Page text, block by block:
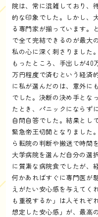
院は、常に混雑しており、
的な印象でした。しかし、
る専門家が揃っています。
で全て完結できるのが最大
私の心に深く刺さりました
もったところ、手出しが40
万円程度で済むという経済
に私が選んだのは、意外に
でした。決断の決め手とな
たとき、パニックにならず
自問自答でした。結果とし
緊急帝王切開となりました
ら転院の判断や搬送で時間
大学病院を選んだ自分の選
に質素な病院食でしたが、
何かあればすぐに専門医が
えがたい安心感を与えてく
も重視するか」は人それぞ
想定した安心感」が、最高